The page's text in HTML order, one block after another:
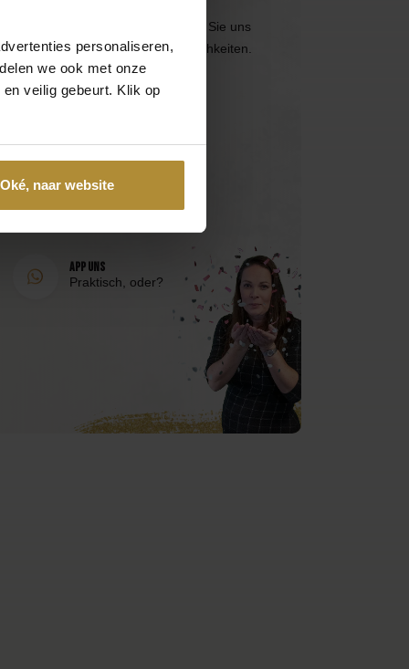
personaliseren,
we ook met onze
veilig gebeurt. Klik op
Oké, naar website
oder erreichen Sie uns
über die folgenden Kontaktmöglichkeiten.
Mail an uns
Antwort innerhalb eines
Arbeitstages
App uns
Praktisch, oder?